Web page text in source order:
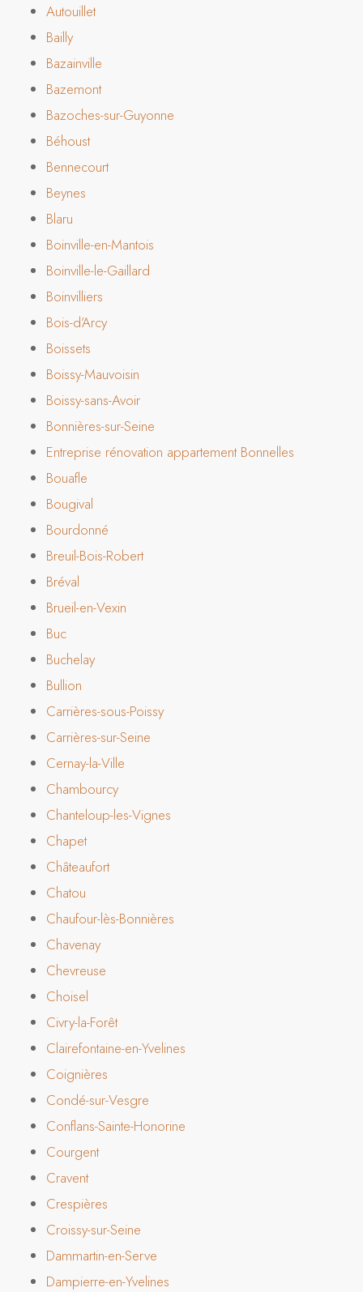
Autouillet
Bailly
Bazainville
Bazemont
Bazoches-sur-Guyonne
Béhoust
Bennecourt
Beynes
Blaru
Boinville-en-Mantois
Boinville-le-Gaillard
Boinvilliers
Bois-d’Arcy
Boissets
Boissy-Mauvoisin
Boissy-sans-Avoir
Bonnières-sur-Seine
Entreprise rénovation appartement Bonnelles
Bouafle
Bougival
Bourdonné
Breuil-Bois-Robert
Bréval
Brueil-en-Vexin
Buc
Buchelay
Bullion
Carrières-sous-Poissy
Carrières-sur-Seine
Cernay-la-Ville
Chambourcy
Chanteloup-les-Vignes
Chapet
Châteaufort
Chatou
Chaufour-lès-Bonnières
Chavenay
Chevreuse
Choisel
Civry-la-Forêt
Clairefontaine-en-Yvelines
Coignières
Condé-sur-Vesgre
Conflans-Sainte-Honorine
Courgent
Cravent
Crespières
Croissy-sur-Seine
Dammartin-en-Serve
Dampierre-en-Yvelines